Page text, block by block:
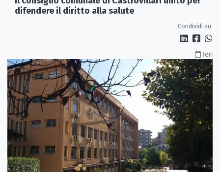
difendere il diritto alla salute
Condividi su:
Ieri